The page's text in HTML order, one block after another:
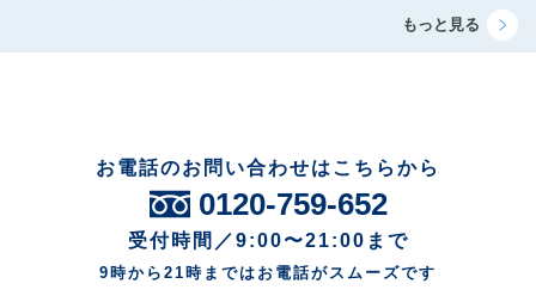
お電話のお問い合わせはこちらから
0120-759-652
受付時間／9:00〜21:00まで
9時から21時まではお電話がスムーズです